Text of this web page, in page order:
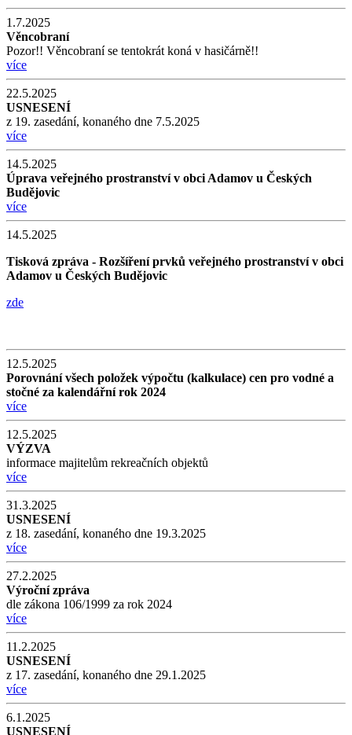
1.7.2025
Věncobraní
Pozor!! Věncobraní se tentokrát koná v hasičárně!!
více
22.5.2025
USNESENÍ
z 19. zasedání, konaného dne 7.5.2025
více
14.5.2025
Úprava veřejného prostranství v obci Adamov u Českých
Budějovic
více
14.5.2025
Tisková zpráva - Rozšíření prvků veřejného prostranství v obci
Adamov u Českých Budějovic
zde
12.5.2025
Porovnání všech položek výpočtu (kalkulace) cen pro vodné a
stočné za kalendářní rok 2024
více
12.5.2025
VÝZVA
informace majitelům rekreačních objektů
více
31.3.2025
USNESENÍ
z 18. zasedání, konaného dne 19.3.2025
více
27.2.2025
Výroční zpráva
dle zákona 106/1999 za rok 2024
více
11.2.2025
USNESENÍ
z 17. zasedání, konaného dne 29.1.2025
více
6.1.2025
USNESENÍ